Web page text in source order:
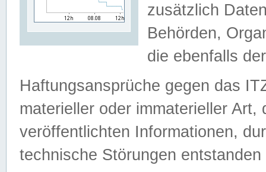
zusätzlich
Behörden,
die ebenfalls
Haftungsansprüche gegen das
materieller oder immaterieller
veröffentlichten Informationen,
technische Störungen